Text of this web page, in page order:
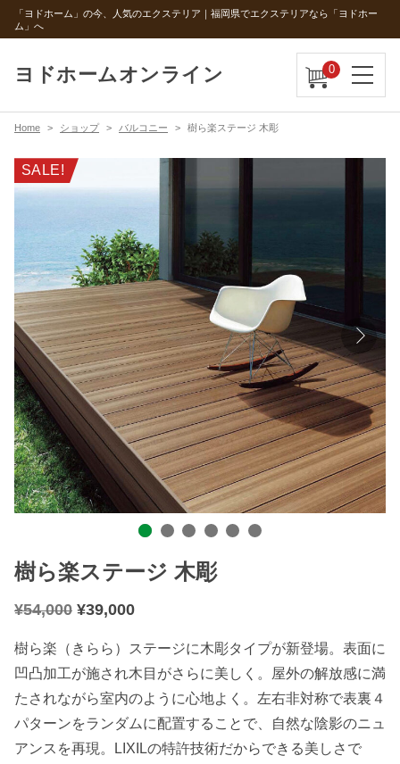
「ヨドホーム」の今、人気のエクステリア｜福岡県でエクステリアなら「ヨドホー
ム」へ
ヨドホームオンライン 0
Home ショップ バルコニー 樹ら楽ステージ 木彫
SALE!
樹ら楽ステージ 木彫
¥54,000 ¥39,000
樹ら楽（きらら）ステージに木彫タイプが新登場。表面に
凹凸加工が施され木目がさらに美しく。屋外の解放感に満
たされながら室内のように心地よく。左右非対称で表裏４
パターンをランダムに配置することで、自然な陰影のニュ
アンスを再現。LIXILの特許技術だからできる美しさで